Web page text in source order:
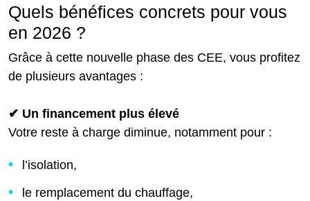
Quels bénéfices concrets pour vous
en 2026 ?
Grâce à cette nouvelle phase des CEE, vous profitez
de plusieurs avantages :
✔ Un financement plus élevé
Votre reste à charge diminue, notamment pour :
l’isolation,
le remplacement du chauffage,